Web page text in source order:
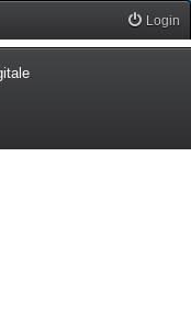
Login
(Opens a new tab)